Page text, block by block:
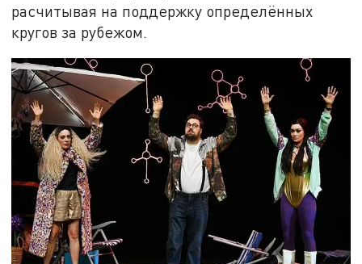
расчитывая на поддержку определённых
кругов за рубежом.